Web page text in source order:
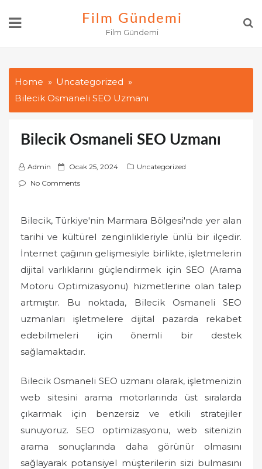
Film Gündemi
Film Gündemi
Home
Uncategorized
Bilecik Osmaneli SEO Uzmanı
Bilecik Osmaneli SEO Uzmanı
Admin
P
o
e
d
o
n
Ocak 25, 2024
Uncategorized
No Comments
Bilecik, Türkiye'nin Marmara Bölgesi'nde yer alan
tarihi ve kültürel zenginlikleriyle ünlü bir ilçedir.
İnternet çağının gelişmesiyle birlikte, işletmelerin
dijital varlıklarını güçlendirmek için SEO (Arama
Motoru Optimizasyonu) hizmetlerine olan talep
artmıştır. Bu noktada, Bilecik Osmaneli SEO
uzmanları işletmelere dijital pazarda rekabet
edebilmeleri için önemli bir destek
sağlamaktadır.
Bilecik Osmaneli SEO uzmanı olarak, işletmenizin
web sitesini arama motorlarında üst sıralarda
çıkarmak için benzersiz ve etkili stratejiler
sunuyoruz. SEO optimizasyonu, web sitenizin
arama sonuçlarında daha görünür olmasını
sağlayarak potansiyel müşterilerin sizi bulmasını